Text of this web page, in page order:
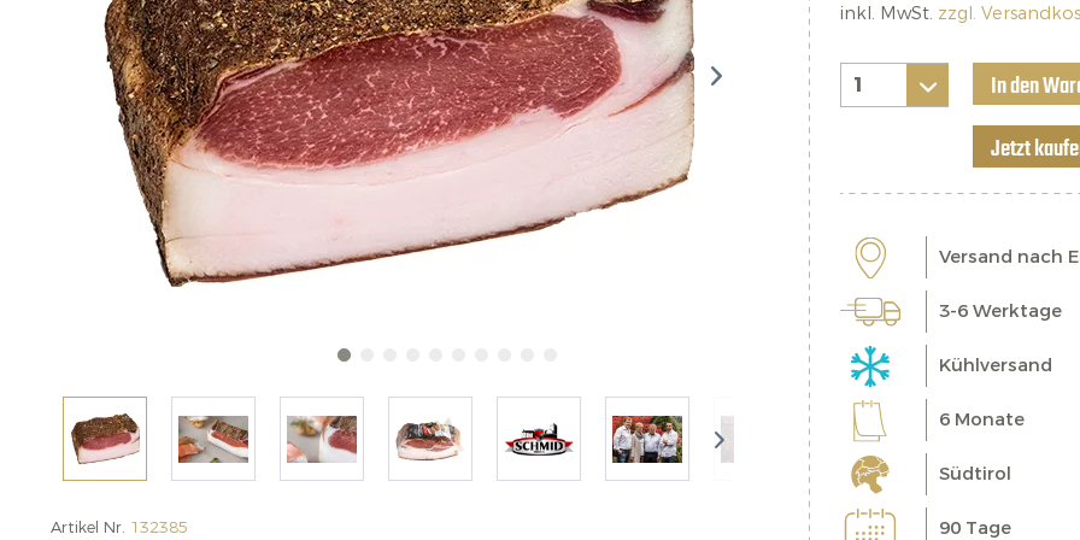
Artikel Nr. 132385
inkl. MwSt. zzgl.
In den
Jetzt
Versand nach
3-6 Werktage
Kühlversand
6 Monate
Südtirol
90 Tage